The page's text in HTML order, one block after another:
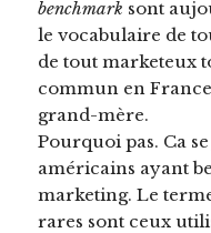
benchmark sont
le vocabulaire de
de tout marketeux
commun en
grand-mère.
Pourquoi pas. Ca
américains ayant
marketing. Le
rares sont ceux